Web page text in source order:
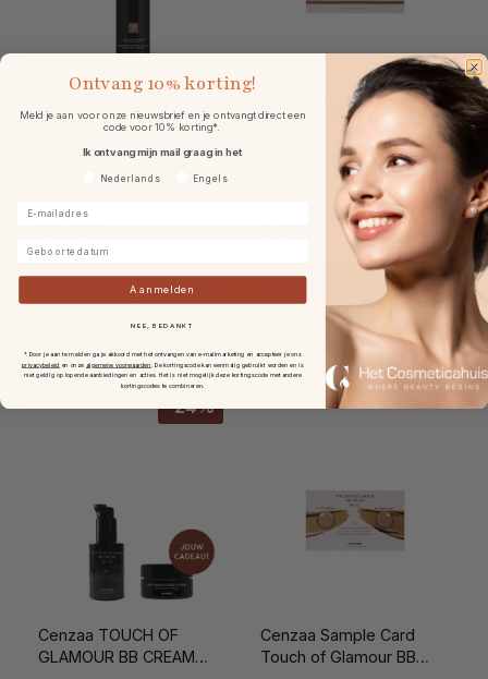
Marc Inbane Le Teint
30ml
IK Skin Perfection Natural
Beauty BB Cream Sample
-24%
Cenzaa TOUCH OF
GLAMOUR BB CREAM
Cenzaa Sample Card
Touch of Glamour BB
Ontvang 10% korting!
Meld je aan voor onze nieuwsbrief en je ontvangt direct een
code voor 10% korting*.
Ik ontvang mijn mail graag in het
Voorkeurtaal
Nederlands Engels
Aanmelden
NEE, BEDANKT
* Door je aan te melden ga je akkoord met het ontvangen van e-mailmarketing en accepteer je ons
privacybeleid en onze algemene voorwaarden .De kortingscode kan eenmalig gebruikt worden en is
niet geldig op lopende aanbiedingen en acties. Het is niet mogelijk deze kortingscode met andere
kortingscodes te combineren.